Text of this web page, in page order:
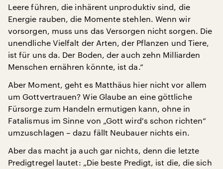
Leere führen, die inhärent unproduktiv sind, die
Energie rauben, die Momente stehlen. Wenn wir
vorsorgen, muss uns das Versorgen nicht sorgen. Die
unendliche Vielfalt der Arten, der Pflanzen und Tiere,
ist für uns da. Der Boden, der auch zehn Milliarden
Menschen ernähren könnte, ist da.“
Aber Moment, geht es Matthäus hier nicht vor allem
um Gottvertrauen? Wie Glaube an eine göttliche
Fürsorge zum Handeln ermutigen kann, ohne in
Fatalismus im Sinne von „Gott wird's schon richten“
umzuschlagen – dazu fällt Neubauer nichts ein.
Aber das macht ja auch gar nichts, denn die letzte
Predigtregel lautet: „Die beste Predigt, ist die, die sich